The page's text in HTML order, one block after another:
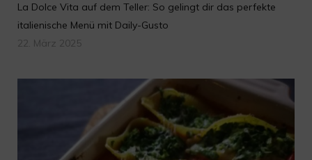
La Dolce Vita auf dem Teller: So gelingt dir das perfekte
italienische Menü mit Daily-Gusto
22. März 2025